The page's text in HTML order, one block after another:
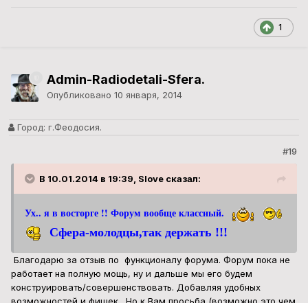
1
Admin-Radiodetali-Sfera.
Опубликовано 10 января, 2014
Город: г.Феодосия.
#19
В 10.01.2014 в 19:39, Slove сказал:
Ух.. я в восторге !! Форум вообще классный.
Сфера-молодцы,так держать !!!
Благодарю за отзыв по функционалу форума. Форум пока не
работает на полную мощь, ну и дальше мы его будем
конструировать/совершенствовать. Добавляя удобных
возможностей и фишек. Но к Вам просьба (возможно это чем